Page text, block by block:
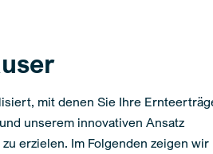
mit denen Sie Ihre
unserem innovativen Ansatz
erzielen. Im Folgenden zeigen wir